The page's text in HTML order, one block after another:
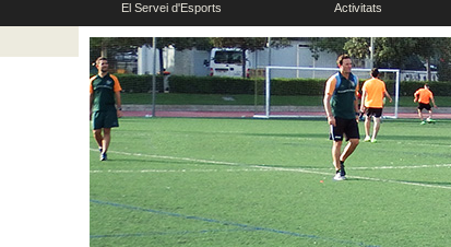
El Servei d'Esports Activitats